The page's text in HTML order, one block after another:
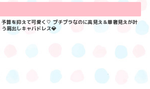
予算を抑えて可愛く♡ プチプラなのに高見え＆華奢見えが叶
う肩出しキャバドレス💎